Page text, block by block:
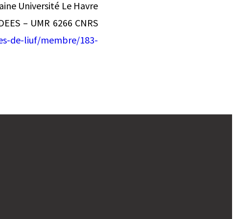
Université Le Havre
– UMR 6266 CNRS
de-liuf/membre/183-